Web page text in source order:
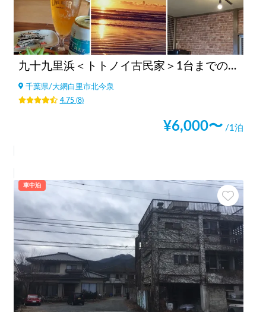
九十九里浜＜トトノイ古民家＞1台までの貸切スペース
千葉県/大網白里市北今泉
4.75(8)
¥6,000〜 /1泊
車中泊